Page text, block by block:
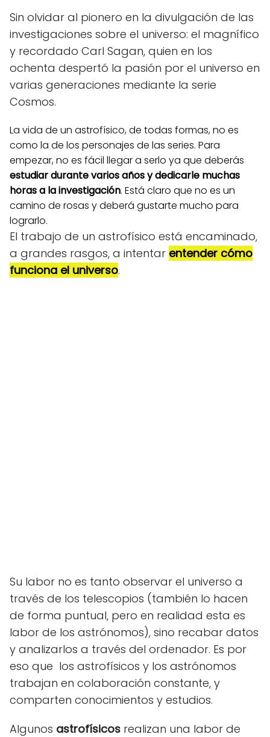
Sin olvidar al pionero en la divulgación de las
investigaciones sobre el universo: el magnífico
y recordado Carl Sagan, quien en los
ochenta despertó la pasión por el universo en
varias generaciones mediante la serie
Cosmos.
La vida de un astrofísico, de todas formas, no es
como la de los personajes de las series. Para
empezar, no es fácil llegar a serlo ya que deberás
estudiar durante varios años y dedicarle muchas
horas a la investigación. Está claro que no es un
camino de rosas y deberá gustarte mucho para
lograrlo.
El trabajo de un astrofísico está encaminado,
a grandes rasgos, a intentar entender cómo
funciona el universo.
Su labor no es tanto observar el universo a
través de los telescopios (también lo hacen
de forma puntual, pero en realidad esta es
labor de los astrónomos), sino recabar datos
y analizarlos a través del ordenador. Es por
eso que los astrofísicos y los astrónomos
trabajan en colaboración constante, y
comparten conocimientos y estudios.
Algunos astrofísicos realizan una labor de